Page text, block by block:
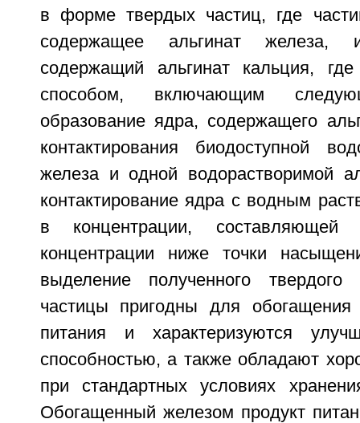
в форме твердых частиц, где
содержащее альгинат
содержащий альгинат кальция,
способом, включающим
образование ядра, содержащего
контактирования биодоступной
железа и одной водорастворимой
контактирование ядра с водным
в концентрации,
концентрации ниже точки
выделение полученного твердого
частицы пригодны для обогащения
питания и характеризуются
способностью, а также обладают
при стандартных условиях
Обогащенный железом продукт